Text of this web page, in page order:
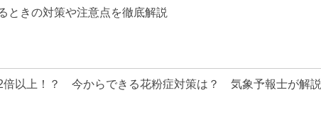
ときの対策や注意点を徹底解説
倍以上！？ 今からできる花粉症対策は？ 気象予報士が解説